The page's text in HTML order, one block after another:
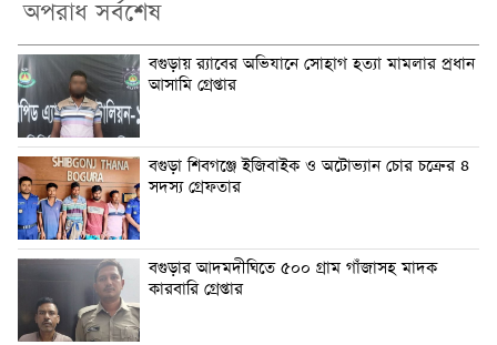
অপরাধ সর্বশেষ
‎বগুড়ায় র‍্যাবের অভিযানে সোহাগ হত্যা মামলার প্রধান
আসামি গ্রেপ্তার
বগুড়া শিবগঞ্জে ইজিবাইক ও অটোভ্যান চোর চক্রের ৪
সদস্য গ্রেফতার
বগুড়ার আদমদীঘিতে ৫০০ গ্রাম গাঁজাসহ মাদক
কারবারি গ্রেপ্তার